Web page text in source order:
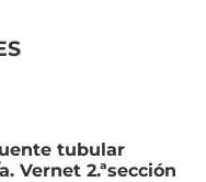
tubular
Vernet 2.ªsección